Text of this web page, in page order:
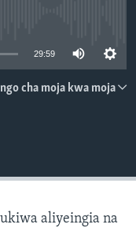
29:59
cha moja kwa moja
aliyeingia na